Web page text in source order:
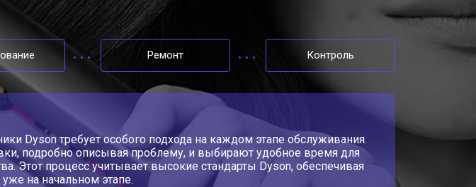
Ремонт Контроль
Dyson требует особого подхода на каждом этапе обслуживания.
подробно описывая проблему, и выбирают удобное время для
Этот процесс учитывает высокие стандарты Dyson, обеспечивая
на начальном этапе.